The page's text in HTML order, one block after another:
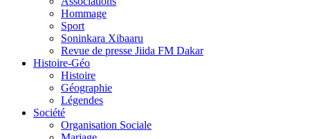
Hommage
Sport
Soninkara Xibaaru
Revue de presse Jiida FM Dakar
Histoire-Géo
Histoire
Géographie
Légendes
Société
Organisation Sociale